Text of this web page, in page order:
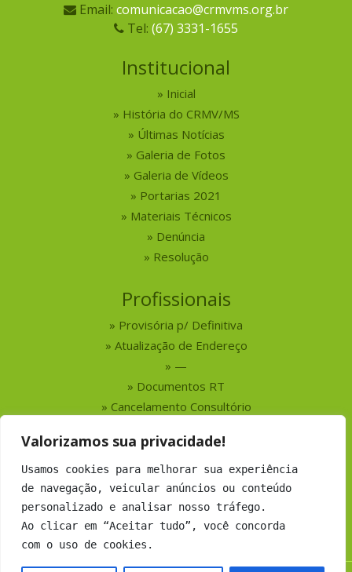
Valorizamos sua privacidade!
Usamos cookies para melhorar sua experiência
de navegação, veicular anúncios ou conteúdo
personalizado e analisar nosso tráfego.
Ao clicar em “Aceitar tudo”, você concorda
com o uso de cookies.
Email: comunicacao@crmvms.org.br
Tel: (67) 3331-1655
Institucional
Inicial
História do CRMV/MS
Últimas Notícias
Galeria de Fotos
Galeria de Vídeos
Portarias 2021
Materiais Técnicos
Denúncia
Resolução
Profissionais
Provisória p/ Definitiva
Atualização de Endereço
—
Documentos RT
Cancelamento Consultório
Serviços
Busca por Profissionais
Busca por Empresas
Números do CRMV-MS